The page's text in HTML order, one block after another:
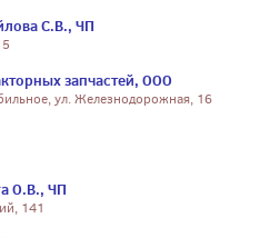
С.В., ЧП
запчастей, ООО
ул. Железнодорожная, 16
О.В., ЧП
141